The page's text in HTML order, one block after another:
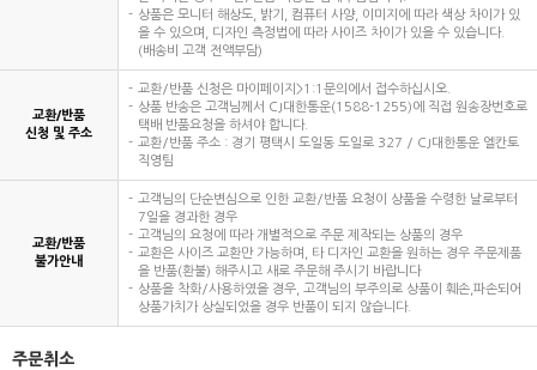
상품은 모니터 해상도, 밝기, 컴퓨터 사양, 이미지에 따라 색상 차이가 있
을 수 있으며, 디자인 측정법에 따라 사이즈 차이가 있을 수 있습니다.
(배송비 고객 전액부담)
교환/반품
신청 및 주소
교환/반품 신청은 마이페이지>1:1문의에서 접수하십시오.
상품 반송은 고객님께서 CJ대한통운(1588-1255)에 직접 원송장번호로
택배 반품요청을 하셔야 합니다.
교환/반품 주소 : 경기 평택시 도일동 도일로 327 / CJ대한통운 엘칸토
직영팀
교환/반품
불가안내
고객님의 단순변심으로 인한 교환/반품 요청이 상품을 수령한 날로부터
7일을 경과한 경우
고객님의 요청에 따라 개별적으로 주문 제작되는 상품의 경우
교환은 사이즈 교환만 가능하며, 타 디자인 교환을 원하는 경우 주문제품
을 반품(환불) 해주시고 새로 주문해 주시기 바랍니다
상품을 착화/사용하였을 경우, 고객님의 부주의로 상품이 훼손,파손되어
상품가치가 상실되었을 경우 반품이 되지 않습니다.
주문취소